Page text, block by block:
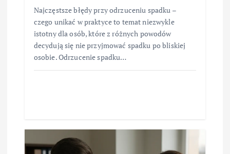
Najczęstsze błędy przy odrzuceniu spadku –
czego unikać w praktyce to temat niezwykle
istotny dla osób, które z różnych powodów
decydują się nie przyjmować spadku po bliskiej
osobie. Odrzucenie spadku…